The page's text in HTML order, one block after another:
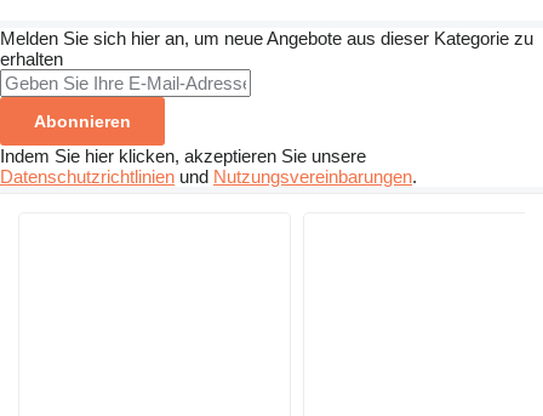
Melden Sie sich hier an, um neue Angebote aus dieser Kategorie zu
erhalten
Abonnieren
Indem Sie hier klicken, akzeptieren Sie unsere
Datenschutzrichtlinien und Nutzungsvereinbarungen.